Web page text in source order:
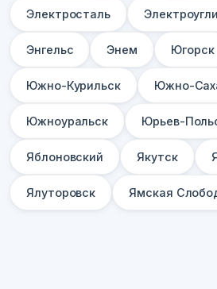
Электросталь Электроугли
Энгельс Энем Югорск
Южно-Курильск Южно-
Южноуральск Юрьев-
Яблоновский Якутск
Ялуторовск Ямская